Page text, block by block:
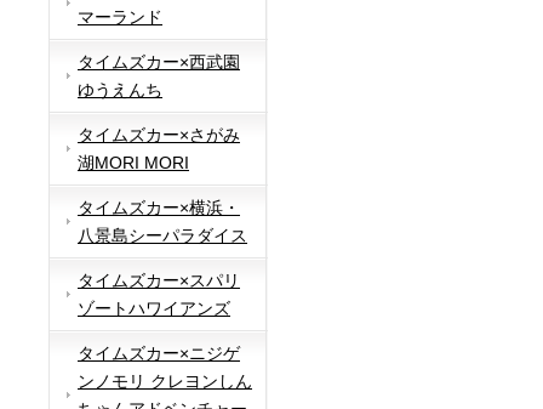
マーランド
タイムズカー×西武園
ゆうえんち
タイムズカー×さがみ
湖MORI MORI
タイムズカー×横浜・
八景島シーパラダイス
タイムズカー×スパリ
ゾートハワイアンズ
タイムズカー×ニジゲ
ンノモリ クレヨンしん